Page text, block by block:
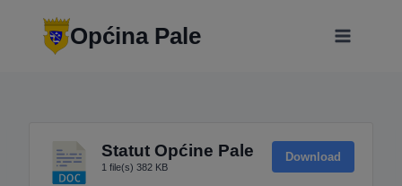
Općina Pale
Statut Općine Pale
1 file(s) 382 KB
Download